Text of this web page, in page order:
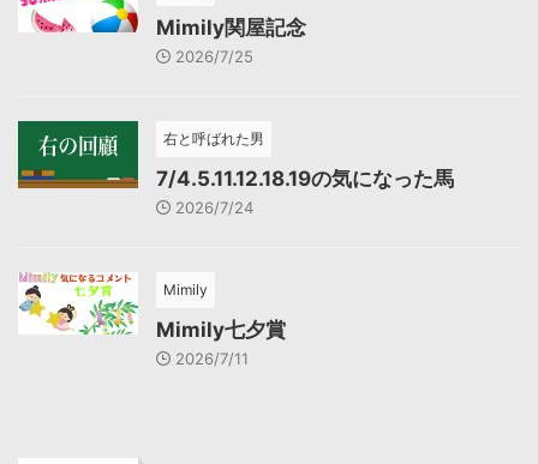
Mimily関屋記念
2026/7/25
右と呼ばれた男
7/4.5.11.12.18.19の気になった馬
2026/7/24
Mimily
Mimily七夕賞
2026/7/11